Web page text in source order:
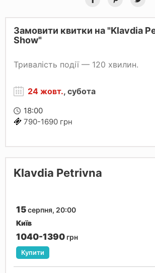
Замовити квитки на "Klavdia
Show"
Тривалість події — 120 хвилин.
24 жовт., субота
18:00
790-1690 грн
Klavdia Petrivna
15серпня, 20:00
Київ
1040-1390 грн
Купити